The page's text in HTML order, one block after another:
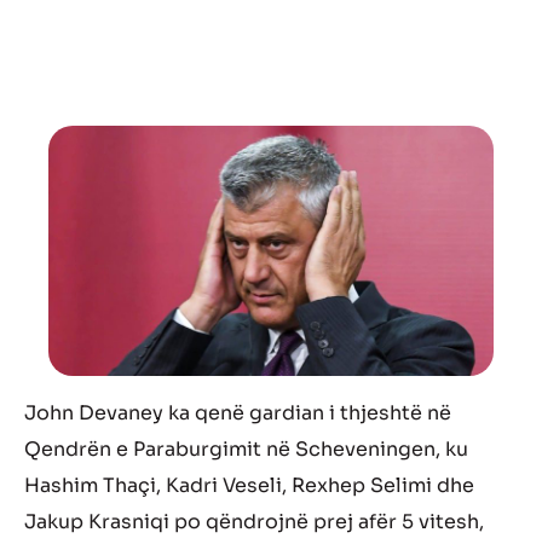
John Devaney ka qenë gardian i thjeshtë në
Qendrën e Paraburgimit në Scheveningen, ku
Hashim Thaçi, Kadri Veseli, Rexhep Selimi dhe
Jakup Krasniqi po qëndrojnë prej afër 5 vitesh,